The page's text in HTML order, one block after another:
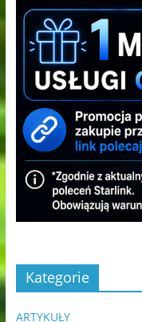
Kategorie
ARTYKUŁY